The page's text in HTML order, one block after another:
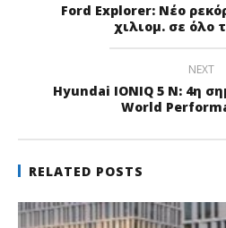
Ford Explorer: Νέο
χιλιομ. σε όλο
NEXT
Hyundai IONIQ 5 N: 4η
World
RELATED POSTS